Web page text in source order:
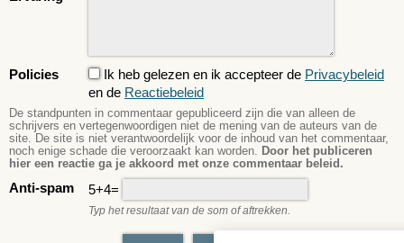
Policies Ik heb gelezen en ik accepteer de Privacybeleid
en de Reactiebeleid
De standpunten in commentaar gepubliceerd zijn die van alleen de
schrijvers en vertegenwoordigen niet de mening van de auteurs van de
site. De site is niet verantwoordelijk voor de inhoud van het commentaar,
noch enige schade die veroorzaakt kan worden. Door het publiceren
hier een reactie ga je akkoord met onze commentaar beleid.
Anti-spam 5+4=
Typ het resultaat van de som of aftrekken.